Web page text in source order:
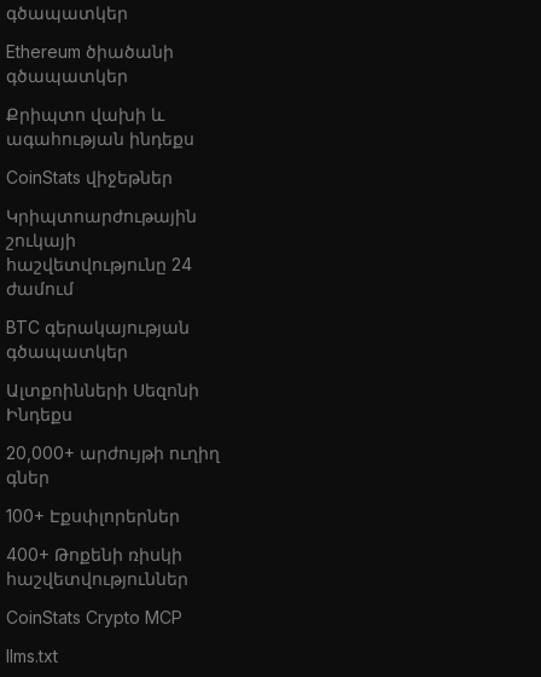
գծապատկեր
Ethereum ծիածանի
գծապատկեր
Քրիպտո վախի և
ագահության ինդեքս
CoinStats վիջեթներ
Կրիպտոարժութային
շուկայի
հաշվետվությունը 24
ժամում
BTC գերակայության
գծապատկեր
Ալտքոինների Սեզոնի
Ինդեքս
20,000+ արժույթի ուղիղ
գներ
100+ Էքսփլորերներ
400+ Թոքենի ռիսկի
հաշվետվություններ
CoinStats Crypto MCP
llms.txt